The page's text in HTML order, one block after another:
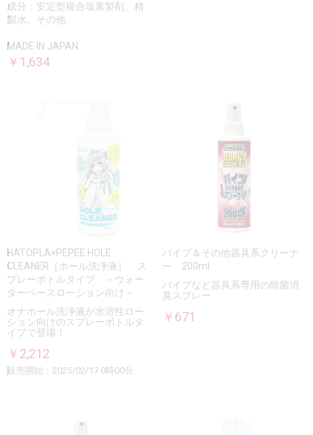
成分：安定型複合塩素製剤、精
製水、その他
MADE IN JAPAN
￥1,634
HATOPLA×PEPEE HOLE
CLEANER［ホール洗浄液］ ス
プレーボトルタイプ －ウォー
ターベースローション向け－
オナホール洗浄液が水溶性ロー
ション向けのスプレーボトルタ
イプで登場！
￥2,212
販売開始：2025/02/17 0時00分
バイブ＆その他器具系クリーナ
ー 200ml
バイブなど器具系専用の除菌消
臭スプレー
￥671